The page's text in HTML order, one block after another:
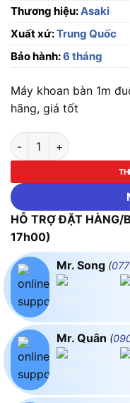
Thương hiệu:Asaki
Xuất xứ:Trung Quốc
Bảo hành:6 tháng
Máy khoan bàn 1m
hãng, giá tốt
Máy khoan bàn 1m
HỖ TRỢ ĐẶT
17h00)
Mr. Song (
Mr. Quân (